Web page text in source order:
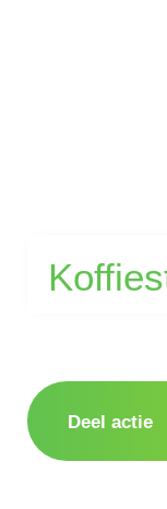
Deel actie